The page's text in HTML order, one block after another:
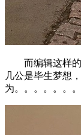
而编辑这样的“
几公是毕生梦想
为。。。。。。